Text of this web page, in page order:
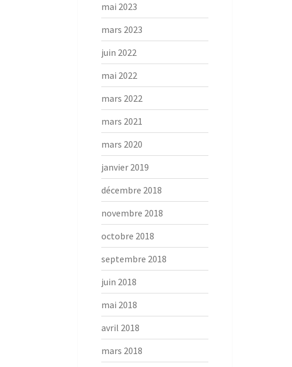
mai 2023
mars 2023
juin 2022
mai 2022
mars 2022
mars 2021
mars 2020
janvier 2019
décembre 2018
novembre 2018
octobre 2018
septembre 2018
juin 2018
mai 2018
avril 2018
mars 2018